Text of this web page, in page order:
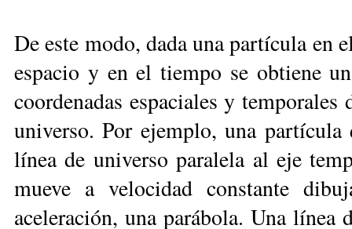
De este modo, dada una partícula en
espacio y en el tiempo se obtiene
coordenadas espaciales y
universo. Por ejemplo, una partícula
línea de universo paralela al eje
mueve a velocidad constante
aceleración, una parábola. Una